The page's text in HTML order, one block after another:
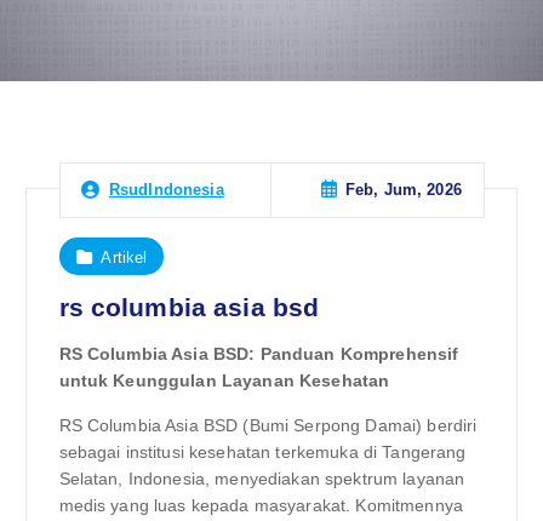
RsudIndonesia Feb, Jum, 2026
Artikel
rs columbia asia bsd
RS Columbia Asia BSD: Panduan Komprehensif
untuk Keunggulan Layanan Kesehatan
RS Columbia Asia BSD (Bumi Serpong Damai) berdiri
sebagai institusi kesehatan terkemuka di Tangerang
Selatan, Indonesia, menyediakan spektrum layanan
medis yang luas kepada masyarakat. Komitmennya